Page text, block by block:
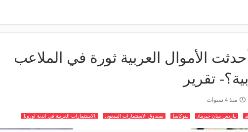
الأموال العربية ثورة في الملاعب
تقرير
منذ 4 سنوات
باريس سان جيرمان نيوكاسل صندوق الاستثمارات السعودي الاستثمارات العربية في اندية اوروبا